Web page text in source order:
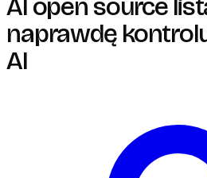
AI open source
naprawdę
AI